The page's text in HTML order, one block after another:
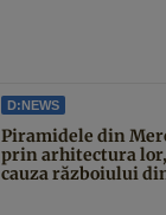
D:NEWS
Piramidele din
prin arhitectura
cauza războiului